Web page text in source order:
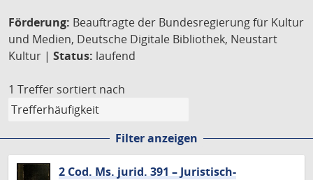
Förderung: Beauftragte der Bundesregierung für Kultur
und Medien, Deutsche Digitale Bibliothek, Neustart
Kultur | Status: laufend
1 Treffer sortiert nach
Filter anzeigen
2 Cod. Ms. jurid. 391 – Juristisch-